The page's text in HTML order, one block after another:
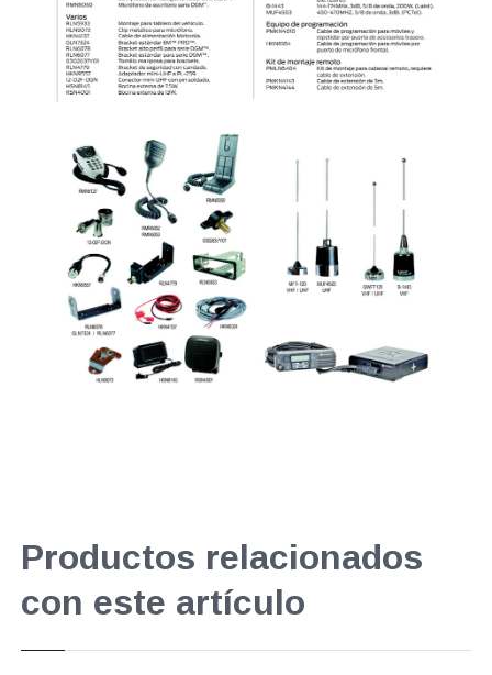
Productos relacionados
con este artículo